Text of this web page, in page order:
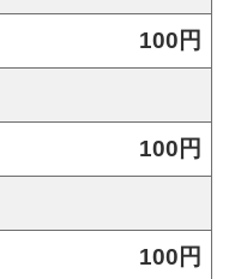
100円
100円
100円